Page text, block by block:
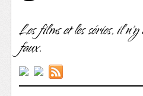
Les films et les séries, il
faux.